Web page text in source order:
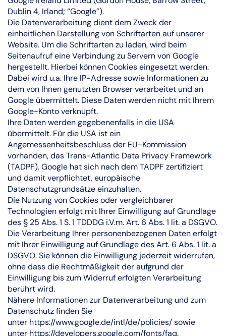
Dublin 4, Irland; “Google”).
Die Datenverarbeitung dient dem Zweck der
einheitlichen Darstellung von Schriftarten auf unserer
Website. Um die Schriftarten zu laden, wird beim
Seitenaufruf eine Verbindung zu Servern von Google
hergestellt. Hierbei können Cookies eingesetzt werden.
Dabei wird u.a. Ihre IP-Adresse sowie Informationen zu
dem von Ihnen genutzten Browser verarbeitet und an
Google übermittelt. Diese Daten werden nicht mit Ihrem
Google-Konto verknüpft.
Ihre Daten werden gegebenenfalls in die USA
übermittelt. Für die USA ist ein
Angemessenheitsbeschluss der EU-Kommission
vorhanden, das Trans-Atlantic Data Privacy Framework
(TADPF). Google hat sich nach dem TADPF zertifiziert
und damit verpflichtet, europäische
Datenschutzgrundsätze einzuhalten.
Die Nutzung von Cookies oder vergleichbarer
Technologien erfolgt mit Ihrer Einwilligung auf Grundlage
des § 25 Abs. 1 S. 1 TDDDG i.V.m. Art. 6 Abs. 1 lit. a DSGVO.
Die Verarbeitung Ihrer personenbezogenen Daten erfolgt
mit Ihrer Einwilligung auf Grundlage des Art. 6 Abs. 1 lit. a
DSGVO. Sie können die Einwilligung jederzeit widerrufen,
ohne dass die Rechtmäßigkeit der aufgrund der
Einwilligung bis zum Widerruf erfolgten Verarbeitung
berührt wird.
Nähere Informationen zur Datenverarbeitung und zum
Datenschutz finden Sie
unter https://www.google.de/intl/de/policies/sowie
unter https://developers.google.com/fonts/faq.